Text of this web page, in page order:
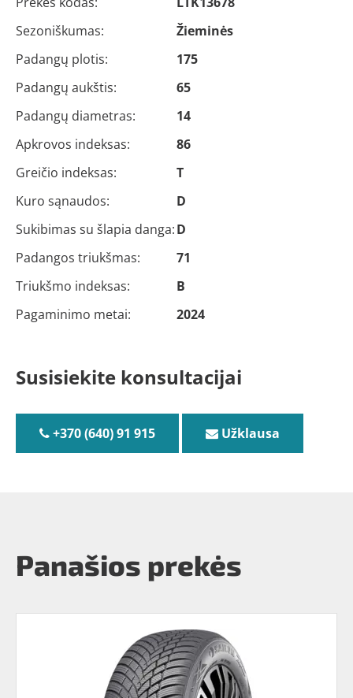
Sezoniškumas:
Žieminės
Padangų plotis:
175
Padangų aukštis:
65
Padangų diametras:
14
Apkrovos indeksas:
86
Greičio indeksas:
T
Kuro sąnaudos:
D
Sukibimas su šlapia danga:D
Padangos triukšmas:
71
Triukšmo indeksas:
B
Pagaminimo metai:
2024
Susisiekite konsultacijai
+370 (640) 91 915 Užklausa
Panašios prekės